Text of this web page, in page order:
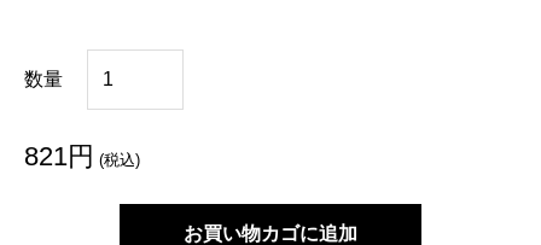
数量
米
み
821円 (税込)
お買い物カゴに追加